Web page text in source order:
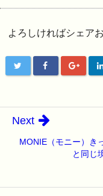
よろしければシェア
MONIE（モニー）き
と同じ
Next